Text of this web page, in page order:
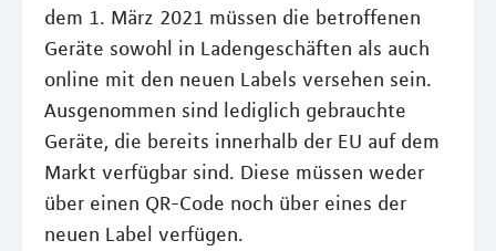
dem 1. März 2021 müssen die betroffenen
Geräte sowohl in Ladengeschäften als auch
online mit den neuen Labels versehen sein.
Ausgenommen sind lediglich gebrauchte
Geräte, die bereits innerhalb der EU auf dem
Markt verfügbar sind. Diese müssen weder
über einen QR-Code noch über eines der
neuen Label verfügen.